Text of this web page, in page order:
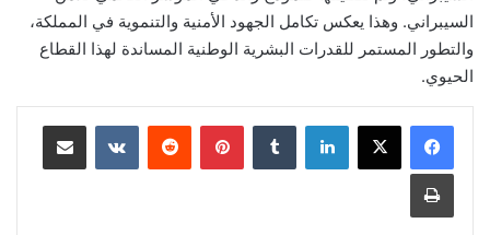
السيبراني. وهذا يعكس تكامل الجهود الأمنية والتنموية في المملكة،
والتطور المستمر للقدرات البشرية الوطنية المساندة لهذا القطاع
الحيوي.
لينكدإن بينتيريست